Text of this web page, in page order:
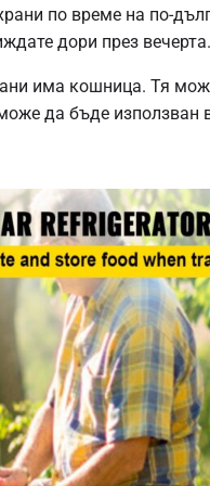
по време на по-
дори през вечерта.
има кошница. Тя
да бъде